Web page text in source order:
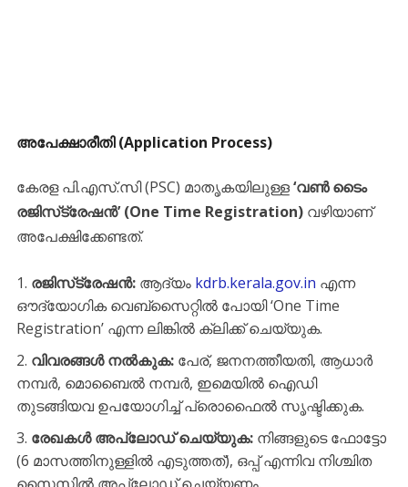
അപേക്ഷാരീതി (Application Process)
​കേരള പി.എസ്.സി (PSC) മാതൃകയിലുള്ള‘വൺ ടൈം
രജിസ്‌ട്രേഷൻ’ (One Time Registration)വഴിയാണ്
അപേക്ഷിക്കേണ്ടത്.
രജിസ്‌ട്രേഷൻ:ആദ്യം kdrb.kerala.gov.in എന്ന
ഔദ്യോഗിക വെബ്‌സൈറ്റിൽ പോയി ‘One Time
Registration’ എന്ന ലിങ്കിൽ ക്ലിക്ക് ചെയ്യുക.
വിവരങ്ങൾ നൽകുക:പേര്, ജനനത്തീയതി, ആധാർ
നമ്പർ, മൊബൈൽ നമ്പർ, ഇമെയിൽ ഐഡി
തുടങ്ങിയവ ഉപയോഗിച്ച് പ്രൊഫൈൽ സൃഷ്ടിക്കുക.
രേഖകൾ അപ്‌ലോഡ് ചെയ്യുക:നിങ്ങളുടെ ഫോട്ടോ
(6 മാസത്തിനുള്ളിൽ എടുത്തത്), ഒപ്പ് എന്നിവ നിശ്ചിത